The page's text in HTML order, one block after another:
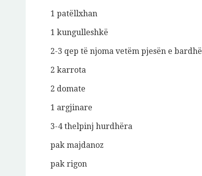
1 patëllxhan
1 kungulleshkë
2-3 qep të njoma vetëm pjesën e bardhë
2 karrota
2 domate
1 argjinare
3-4 thelpinj hurdhëra
pak majdanoz
pak rigon